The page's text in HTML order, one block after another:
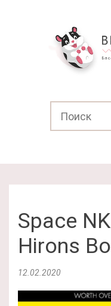
Space
Hirons
12.02.2020